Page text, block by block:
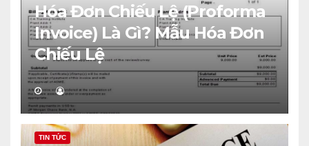
Hóa Đơn Chiếu Lệ (Proforma
Invoice) Là Gì? Mẫu Hóa Đơn
Chiếu Lệ
TIN TỨC